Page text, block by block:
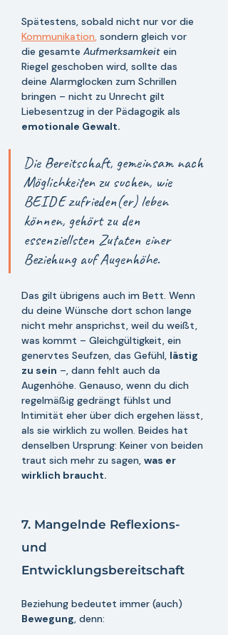
Spätestens, sobald nicht nur vor die
Kommunikation, sondern gleich vor
die gesamte Aufmerksamkeit ein
Riegel geschoben wird, sollte das
deine Alarmglocken zum Schrillen
bringen – nicht zu Unrecht gilt
Liebesentzug in der Pädagogik als
emotionale Gewalt.
Die Bereitschaft, gemeinsam nach
Möglichkeiten zu suchen, wie
BEIDE zufrieden(er) leben
können, gehört zu den
essenziellsten Zutaten einer
Beziehung auf Augenhöhe.
Das gilt übrigens auch im Bett. Wenn
du deine Wünsche dort schon lange
nicht mehr ansprichst, weil du weißt,
was kommt – Gleichgültigkeit, ein
genervtes Seufzen, das Gefühl, lästig
zu sein –, dann fehlt auch da
Augenhöhe. Genauso, wenn du dich
regelmäßig gedrängt fühlst und
Intimität eher über dich ergehen lässt,
als sie wirklich zu wollen. Beides hat
denselben Ursprung: Keiner von beiden
traut sich mehr zu sagen, was er
wirklich braucht.
7. Mangelnde Reflexions-
und
Entwicklungsbereitschaft
Beziehung bedeutet immer (auch)
Bewegung, denn: